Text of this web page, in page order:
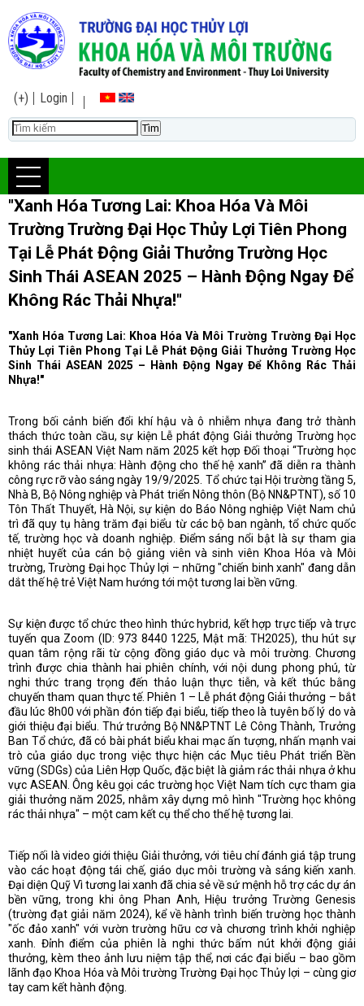
(+) Login
"Xanh Hóa Tương Lai: Khoa Hóa Và Môi
Trường Trường Đại Học Thủy Lợi Tiên Phong
Tại Lễ Phát Động Giải Thưởng Trường Học
Sinh Thái ASEAN 2025 – Hành Động Ngay Để
Không Rác Thải Nhựa!"
"Xanh Hóa Tương Lai: Khoa Hóa Và Môi Trường Trường Đại Học
Thủy Lợi Tiên Phong Tại Lễ Phát Động Giải Thưởng Trường Học
Sinh Thái ASEAN 2025 – Hành Động Ngay Để Không Rác Thải
Nhựa!"
Trong bối cảnh biến đổi khí hậu và ô nhiễm nhựa đang trở thành
thách thức toàn cầu, sự kiện Lễ phát động Giải thưởng Trường học
sinh thái ASEAN Việt Nam năm 2025 kết hợp Đối thoại “Trường học
không rác thải nhựa: Hành động cho thế hệ xanh” đã diễn ra thành
công rực rỡ vào sáng ngày 19/9/2025. Tổ chức tại Hội trường tầng 5,
Nhà B, Bộ Nông nghiệp và Phát triển Nông thôn (Bộ NN&PTNT), số 10
Tôn Thất Thuyết, Hà Nội, sự kiện do Báo Nông nghiệp Việt Nam chủ
trì đã quy tụ hàng trăm đại biểu từ các bộ ban ngành, tổ chức quốc
tế, trường học và doanh nghiệp. Điểm sáng nổi bật là sự tham gia
nhiệt huyết của cán bộ giảng viên và sinh viên Khoa Hóa và Môi
trường, Trường Đại học Thủy lợi – những "chiến binh xanh" đang dẫn
dắt thế hệ trẻ Việt Nam hướng tới một tương lai bền vững.
Sự kiện được tổ chức theo hình thức hybrid, kết hợp trực tiếp và trực
tuyến qua Zoom (ID: 973 8440 1225, Mật mã: TH2025), thu hút sự
quan tâm rộng rãi từ cộng đồng giáo dục và môi trường. Chương
trình được chia thành hai phiên chính, với nội dung phong phú, từ
nghi thức trang trọng đến thảo luận thực tiễn, và kết thúc bằng
chuyến tham quan thực tế. Phiên 1 – Lễ phát động Giải thưởng – bắt
đầu lúc 8h00 với phần đón tiếp đại biểu, tiếp theo là tuyên bố lý do và
giới thiệu đại biểu. Thứ trưởng Bộ NN&PTNT Lê Công Thành, Trưởng
Ban Tổ chức, đã có bài phát biểu khai mạc ấn tượng, nhấn mạnh vai
trò của giáo dục trong việc thực hiện các Mục tiêu Phát triển Bền
vững (SDGs) của Liên Hợp Quốc, đặc biệt là giảm rác thải nhựa ở khu
vực ASEAN. Ông kêu gọi các trường học Việt Nam tích cực tham gia
giải thưởng năm 2025, nhằm xây dựng mô hình "Trường học không
rác thải nhựa" – một cam kết cụ thể cho thế hệ tương lai.
Tiếp nối là video giới thiệu Giải thưởng, với tiêu chí đánh giá tập trung
vào các hoạt động tái chế, giáo dục môi trường và sáng kiến xanh.
Đại diện Quỹ Vì tương lai xanh đã chia sẻ về sứ mệnh hỗ trợ các dự án
bền vững, trong khi ông Phan Anh, Hiệu trưởng Trường Genesis
(trường đạt giải năm 2024), kể về hành trình biến trường học thành
"ốc đảo xanh" với vườn trường hữu cơ và chương trình khởi nghiệp
xanh. Đỉnh điểm của phiên là nghi thức bấm nút khởi động giải
thưởng, kèm theo ảnh lưu niệm tập thể, nơi các đại biểu – bao gồm
lãnh đạo Khoa Hóa và Môi trường Trường Đại học Thủy lợi – cùng giơ
tay cam kết hành động.